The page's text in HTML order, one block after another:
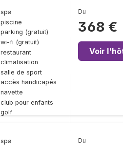
spa
piscine
parking (gratuit)
wi-fi (gratuit)
restaurant
climatisation
salle de sport
accès handicapés
navette
club pour enfants
golf
Du
368 €
Voir
spa
Du